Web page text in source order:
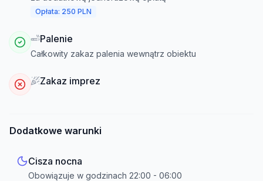
Opłata: 250 PLN
Palenie
Całkowity zakaz palenia wewnątrz obiektu
Zakaz imprez
Dodatkowe warunki
Cisza nocna
Obowiązuje w godzinach 22:00 - 06:00